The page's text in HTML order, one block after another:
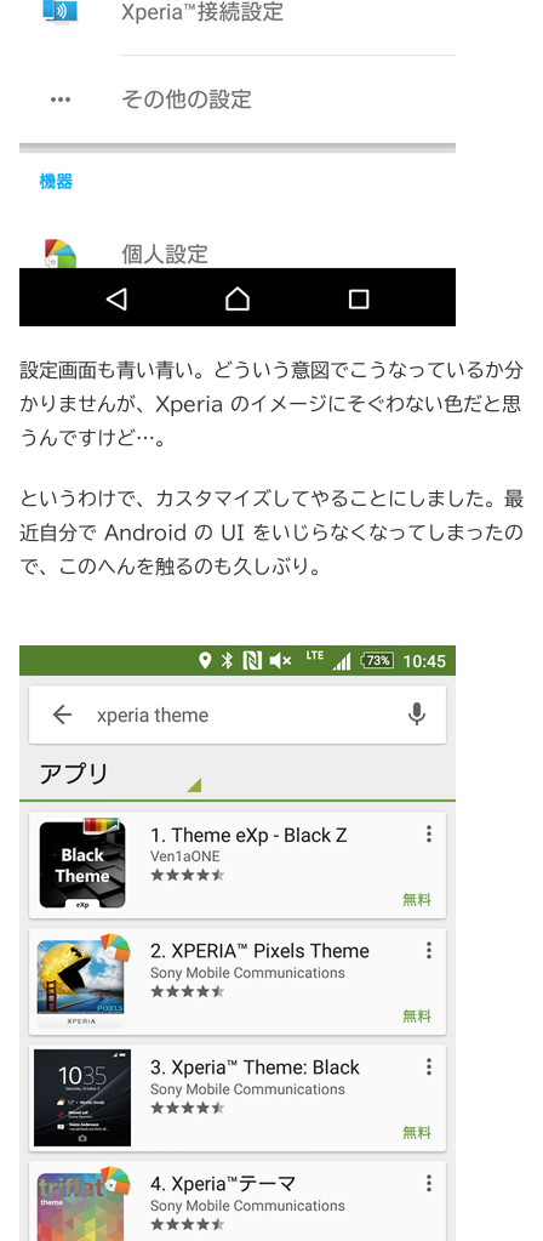
設定画面も青い青い。どういう意図でこうなっているか分
かりませんが、Xperia のイメージにそぐわない色だと思
うんですけど…。
というわけで、カスタマイズしてやることにしました。最
近自分で Android の UI をいじらなくなってしまったの
で、このへんを触るのも久しぶり。